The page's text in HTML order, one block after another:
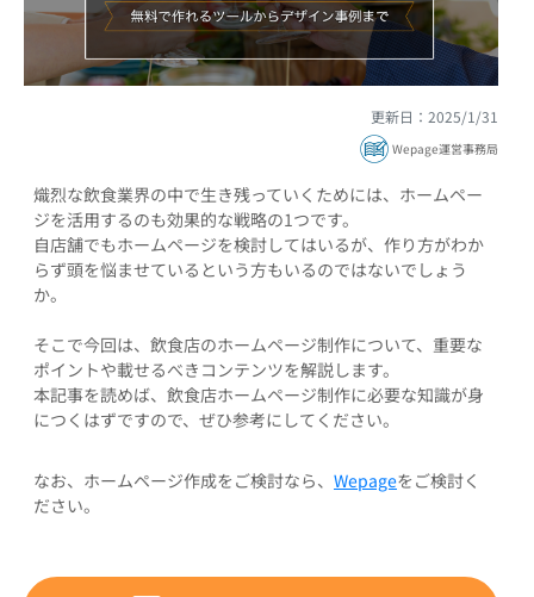
更新日：2025/1/31
Wepage運営事務局
熾烈な飲食業界の中で生き残っていくためには、ホームペー
ジを活用するのも効果的な戦略の1つです。
自店舗でもホームページを検討してはいるが、作り方がわか
らず頭を悩ませているという方もいるのではないでしょう
か。
そこで今回は、飲食店のホームページ制作について、重要な
ポイントや載せるべきコンテンツを解説します。
本記事を読めば、飲食店ホームページ制作に必要な知識が身
につくはずですので、ぜひ参考にしてください。
なお、ホームページ作成をご検討なら、 Wepageをご検討く
ださい。